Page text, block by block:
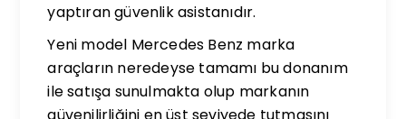
yaptıran güvenlik asistanıdır.
Yeni model Mercedes Benz marka
araçların neredeyse tamamı bu donanım
ile satışa sunulmakta olup markanın